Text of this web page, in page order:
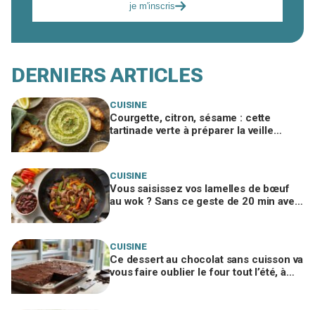
je m'inscris
DERNIERS ARTICLES
CUISINE
Courgette, citron, sésame : cette
tartinade verte à préparer la veille
CUISINE
Vous saisissez vos lamelles de bœuf
au wok ? Sans ce geste de 20 min avec
CUISINE
Ce dessert au chocolat sans cuisson va
vous faire oublier le four tout l’été, à